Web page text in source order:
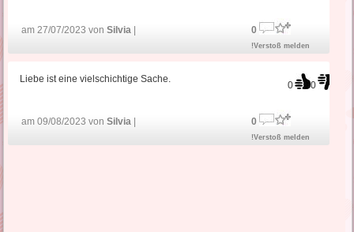
am 27/07/2023 vonSilvia 0
!Verstoß melden
0 0
Liebe ist eine vielschichtige Sache.
am 09/08/2023 vonSilvia 0
!Verstoß melden